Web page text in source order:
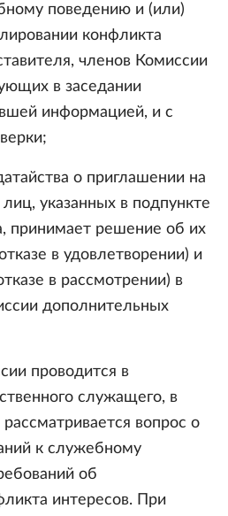
поведению и (или)
конфликта
членов Комиссии
в заседании
информацией, и с
о приглашении на
указанных в подпункте
принимает решение об их
в удовлетворении) и
в рассмотрении) в
дополнительных
проводится в
служащего, в
вопрос о
к служебному
об
интересов. При